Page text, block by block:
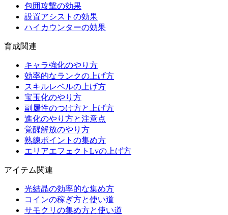
包囲攻撃の効果
設置アシストの効果
ハイカウンターの効果
育成関連
キャラ強化のやり方
効率的なランクの上げ方
スキルレベルの上げ方
宝玉化のやり方
副属性のつけ方と上げ方
進化のやり方と注意点
覚醒解放のやり方
熟練ポイントの集め方
エリアエフェクトLvの上げ方
アイテム関連
光結晶の効率的な集め方
コインの稼ぎ方と使い道
サモクリの集め方と使い道